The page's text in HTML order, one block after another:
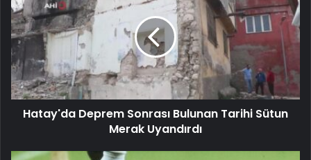
Hatay'da Deprem Sonrası Bulunan Tarihi Sütun
Merak Uyandırdı